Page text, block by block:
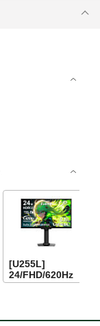
[U255L]
24/FHD/620Hz